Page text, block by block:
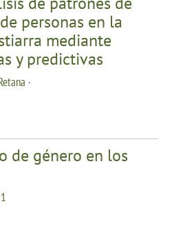
personas en la
mediante
y predictivas
·
de género en los